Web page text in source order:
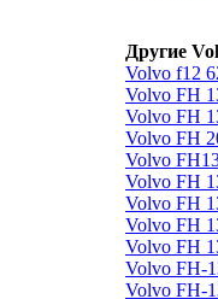
Другие
Volvo f12
Volvo FH
Volvo FH
Volvo FH
Volvo
Volvo FH
Volvo FH
Volvo FH
Volvo FH
Volvo FH-
Volvo FH-